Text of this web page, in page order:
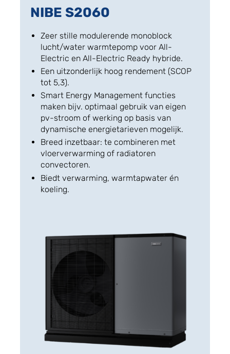
NIBE S2060
Zeer stille modulerende monoblock
lucht/water warmtepomp voor All-
Electric en All-Electric Ready hybride.
Een uitzonderlijk hoog rendement (SCOP
tot 5,3).
Smart Energy Management functies
maken bijv. optimaal gebruik van eigen
pv-stroom of werking op basis van
dynamische energietarieven mogelijk.
Breed inzetbaar: te combineren met
vloerverwarming of radiatoren
convectoren.
Biedt verwarming, warmtapwater én
koeling.